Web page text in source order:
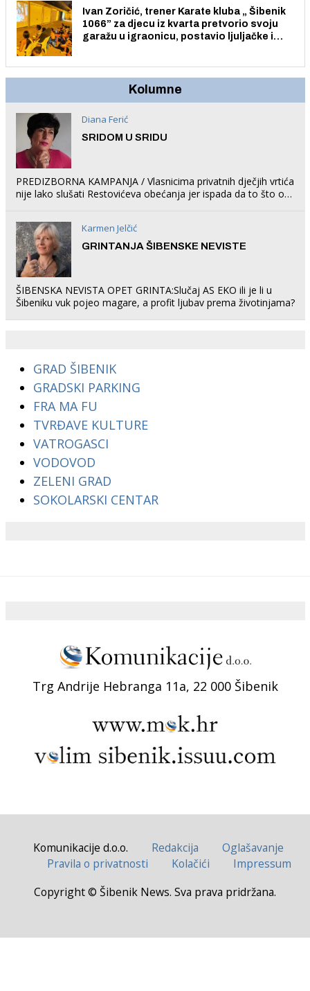
Ivan Zoričić, trener Karate kluba „ Šibenik
1066” za djecu iz kvarta pretvorio svoju
garažu u igraonicu, postavio ljuljačke i
Kolumne
Diana Ferić
SRIDOM U SRIDU
PREDIZBORNA KAMPANJA / Vlasnicima privatnih dječjih vrtića
nije lako slušati Restovićeva obećanja jer ispada da to što oni
Karmen Jelčić
GRINTANJA ŠIBENSKE NEVISTE
ŠIBENSKA NEVISTA OPET GRINTA:Slučaj AS EKO ili je li u
Šibeniku vuk pojeo magare, a profit ljubav prema životinjama?
GRAD ŠIBENIK
GRADSKI PARKING
FRA MA FU
TVRĐAVE KULTURE
VATROGASCI
VODOVOD
ZELENI GRAD
SOKOLARSKI CENTAR
Trg Andrije Hebranga 11a, 22 000 Šibenik
Komunikacije d.o.o. Redakcija
Oglašavanje
Pravila o privatnosti
Kolačići
Impressum
Copyright © Šibenik News. Sva prava pridržana.